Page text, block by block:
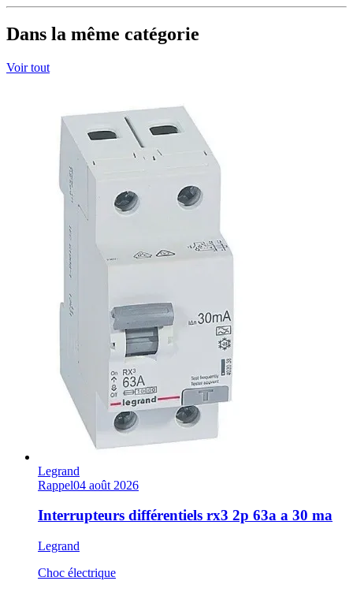
Dans la même catégorie
Voir tout
Legrand
Rappel04 août 2026
Interrupteurs différentiels rx3 2p 63a a 30 ma
Legrand
Choc électrique